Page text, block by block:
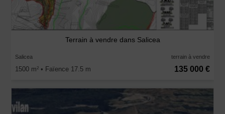
Terrain à vendre dans Salicea
Salicea terrain à vendre
1500 m2 • Faïence 17.5 m 135 000 €